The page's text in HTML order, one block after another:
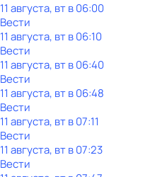
11 августа, вт в 06:00
Вести
11 августа, вт в 06:10
Вести
11 августа, вт в 06:40
Вести
11 августа, вт в 06:48
Вести
11 августа, вт в 07:11
Вести
11 августа, вт в 07:23
Вести